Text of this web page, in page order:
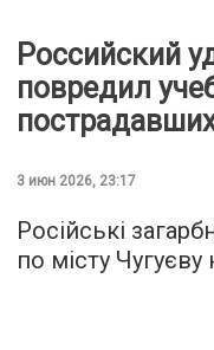
Российский
повредил
3 июн 2026, 23:17
Російські
по місту Чугуєву